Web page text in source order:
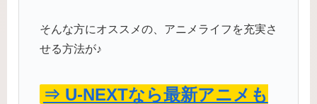
そんな方にオススメの、アニメライフを充実さ
せる方法が♪
⇒ U-NEXTなら最新アニメも